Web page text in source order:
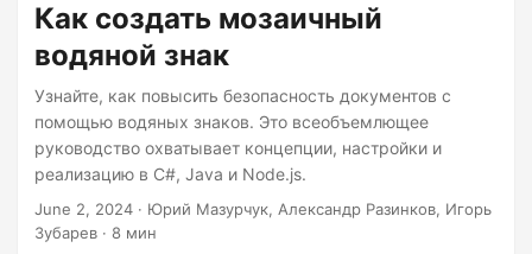
Как создать мозаичный
водяной знак
Узнайте, как повысить безопасность документов с
помощью водяных знаков. Это всеобъемлющее
руководство охватывает концепции, настройки и
реализацию в C#, Java и Node.js.
June 2, 2024 · Юрий Мазурчук, Александр Разинков, Игорь
Зубарев · 8 мин